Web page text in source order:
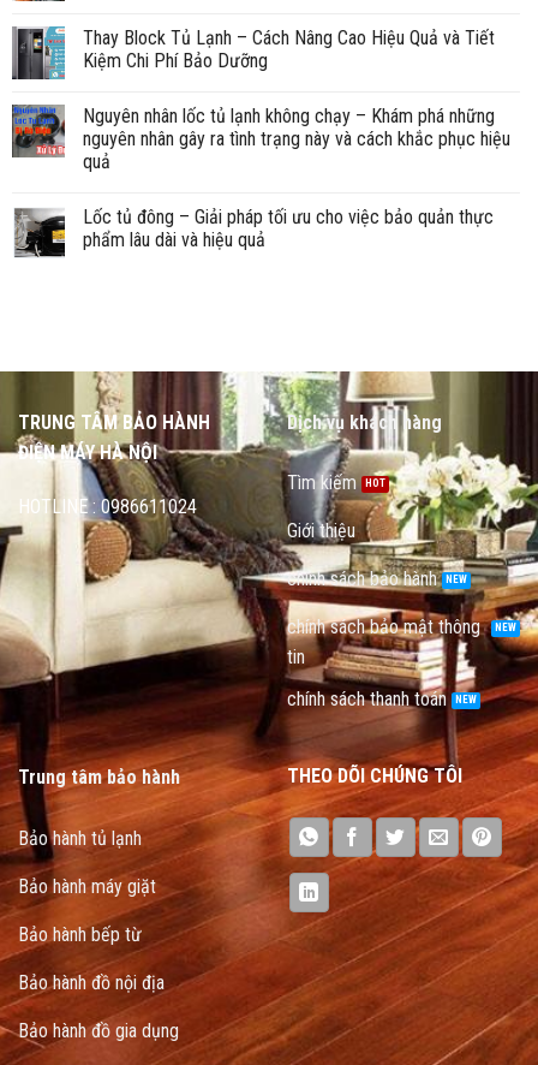
Thay Block Tủ Lạnh – Cách Nâng Cao Hiệu Quả và Tiết
Kiệm Chi Phí Bảo Dưỡng
Nguyên nhân lốc tủ lạnh không chạy – Khám phá những
nguyên nhân gây ra tình trạng này và cách khắc phục hiệu
quả
Lốc tủ đông – Giải pháp tối ưu cho việc bảo quản thực
phẩm lâu dài và hiệu quả
TRUNG TÂM BẢO HÀNH
ĐIỆN MÁY HÀ NỘI
HOTLINE : 0986611024
Dịch vụ khách hàng
Tìm kiếm
Giới thiệu
chính sách bảo hành
chính sách bảo mật thông
tin
chính sách thanh toán
Trung tâm bảo hành
Bảo hành tủ lạnh
Bảo hành máy giặt
Bảo hành bếp từ
Bảo hành đồ nội địa
Bảo hành đồ gia dụng
THEO DÕI CHÚNG TÔI